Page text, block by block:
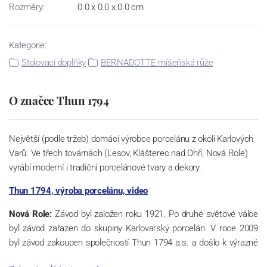
Rozměry: 0.0 x 0.0 x 0.0 cm
Kategorie:
Stolovací doplňky
BERNADOTTE míšeňská růže
O značce Thun 1794
Největší (podle tržeb) domácí výrobce porcelánu z okolí Karlových
Varů. Ve třech továrnách (Lesov, Klášterec nad Ohří, Nová Role)
vyrábí moderní i tradiční porcelánové tvary a dekory.
Thun 1794, výroba porcelánu, video
Nová Role: Závod byl založen roku 1921. Po druhé světové válce
byl závod zařazen do skupiny Karlovarský porcelán. V roce 2009
byl závod zakoupen společností Thun 1794 a.s. a došlo k výrazné